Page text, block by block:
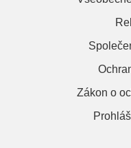
Zákon o